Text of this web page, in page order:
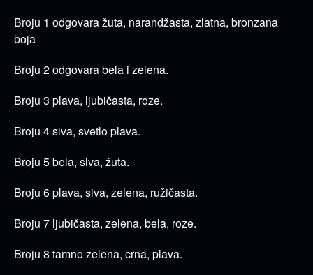
Broju 1 odgovara žuta, narandžasta, zlatna, bronzana
boja
Broju 2 odgovara bela i zelena.
Broju 3 plava, ljubičasta, roze.
Broju 4 siva, svetlo plava.
Broju 5 bela, siva, žuta.
Broju 6 plava, siva, zelena, ružičasta.
Broju 7 ljubičasta, zelena, bela, roze.
Broju 8 tamno zelena, crna, plava.